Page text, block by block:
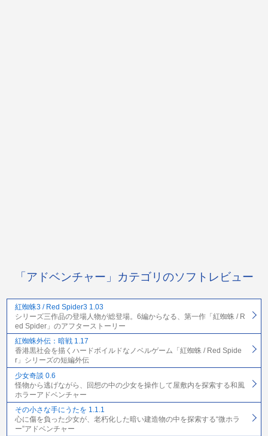
「アドベンチャー」カテゴリのソフトレビュー
紅蜘蛛3 / Red Spider3 1.03
シリーズ三作品の登場人物が総登場。6編からなる、第一作「紅蜘蛛 / R
ed Spider」のアフターストーリー
紅蜘蛛外伝：暗戦 1.17
香港黒社会を描くハードボイルドなノベルゲーム「紅蜘蛛 / Red Spide
r」シリーズの短編外伝
少女奇談 0.6
怪物から逃げながら、回想の中の少女を操作して屋敷内を探索する和風
ホラーアドベンチャー
その小さな手にうたを 1.1.1
心に傷を負った少女が、老朽化した暗い建造物の中を探索する“微ホラ
ー”アドベンチャー